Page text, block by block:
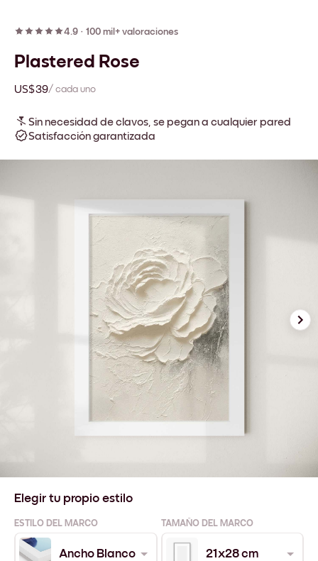
4.9 · 100 mil+ valoraciones
Plastered Rose
US$39/ cada uno
Sin necesidad de clavos, se pegan a cualquier pared
Satisfacción garantizada
Elegir tu propio estilo
ESTILO DEL MARCO TAMAÑO DEL MARCO
Ancho Blanco 21x28 cm